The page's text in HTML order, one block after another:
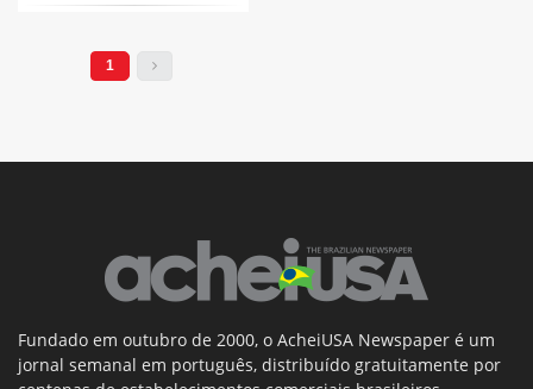
1
Fundado em outubro de 2000, o AcheiUSA Newspaper é um
jornal semanal em português, distribuído gratuitamente por